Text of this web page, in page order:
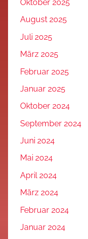
Oktober 2025
August 2025
Juli 2025
März 2025
Februar 2025
Januar 2025
Oktober 2024
September 2024
Juni 2024
Mai 2024
April 2024
März 2024
Februar 2024
Januar 2024